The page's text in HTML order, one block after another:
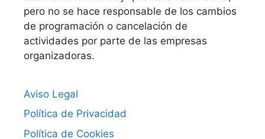
pero no se hace responsable de los cambios
de programación o cancelación de
actividades por parte de las empresas
organizadoras.
Aviso Legal
Política de Privacidad
Política de Cookies